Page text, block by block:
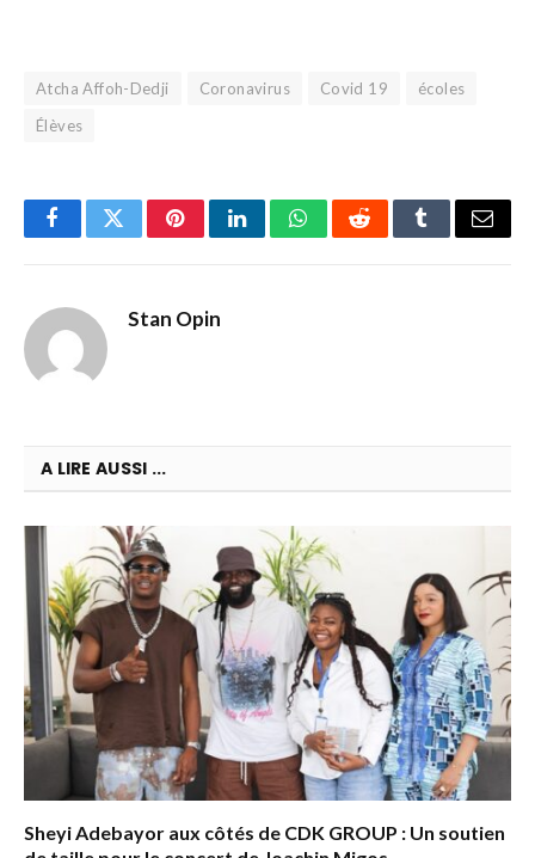
Atcha Affoh-Dedji Coronavirus Covid 19
écoles
Élèves
FacebookTwitterPinterestLinkedInWhatsAppRedditTumblrEmail
Stan Opin
A LIRE AUSSI ...
Sheyi Adebayor aux côtés de CDK GROUP : Un soutien